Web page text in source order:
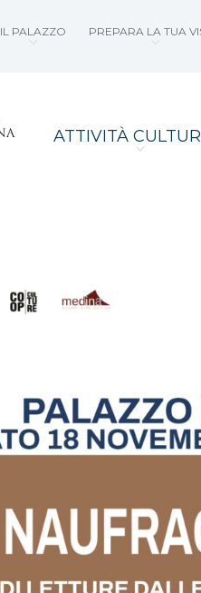
IL PALAZZO PREPARA LA TUA
ATTIVITÀ